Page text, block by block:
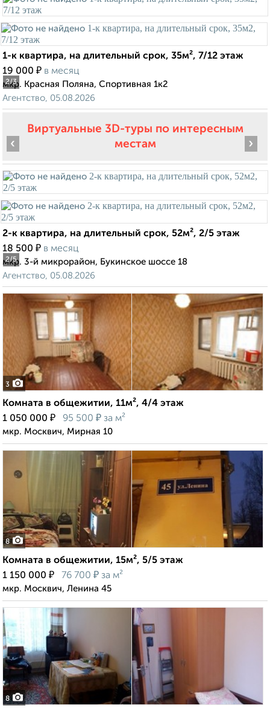
2/3
1-к квартира, на длительный срок, 35м², 7/12 этаж
19 000 ₽ в месяц
мкр. Красная Поляна, Спортивная 1к2
Агентство, 05.08.2026
Виртуальные 3D-туры по интересным
местам
2/5
‹ ›
2-к квартира, на длительный срок, 52м², 2/5 этаж
18 500 ₽ в месяц
мкр. 3-й микрорайон, Букинское шоссе 18
Агентство, 05.08.2026
3
Комната в общежитии, 11м², 4/4 этаж
1 050 000 ₽ 95 500 ₽ за м²
мкр. Москвич, Мирная 10
8
Комната в общежитии, 15м², 5/5 этаж
1 150 000 ₽ 76 700 ₽ за м²
мкр. Москвич, Ленина 45
8